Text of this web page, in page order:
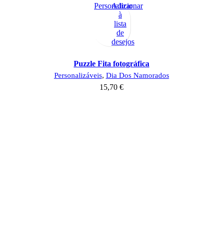
Personalizar
Adicionar
à
lista
de
desejos
Puzzle Fita fotográfica
Personalizáveis, Dia Dos Namorados
15,70 €